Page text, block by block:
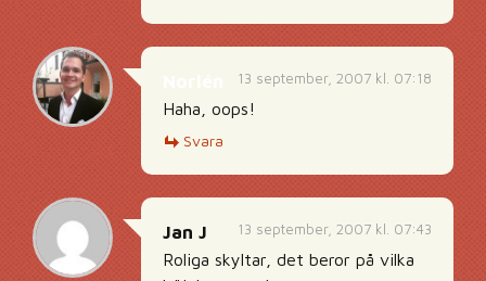
13 september, 2007 kl. 07:18
Haha, oops!
Svara
13 september, 2007 kl. 07:43
Jan J
Roliga skyltar, det beror på vilka